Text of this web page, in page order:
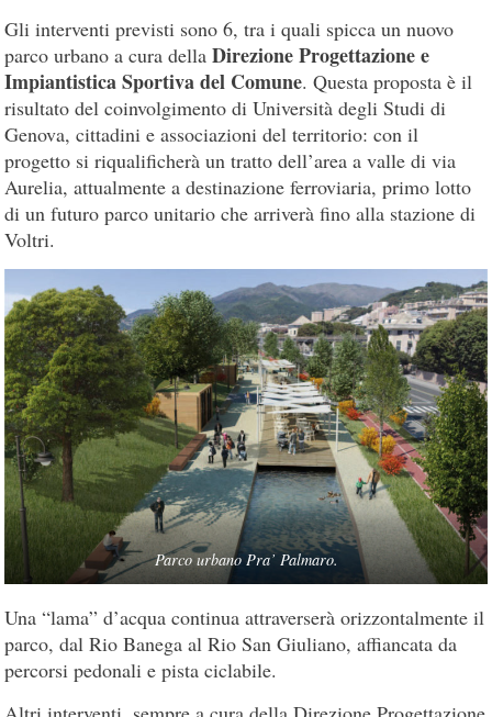
Gli interventi previsti sono 6, tra i quali spicca un nuovo
parco urbano a cura dellaDirezione Progettazione e
Impiantistica Sportiva del Comune. Questa proposta è il
risultato del coinvolgimento di Università degli Studi di
Genova, cittadini e associazioni del territorio: con il
progetto si riqualificherà un tratto dell’area a valle di via
Aurelia, attualmente a destinazione ferroviaria, primo lotto
di un futuro parco unitario che arriverà fino alla stazione di
Voltri.
Parco urbano Pra’ Palmaro.
Una “lama” d’acqua continua attraverserà orizzontalmente il
parco, dal Rio Banega al Rio San Giuliano, affiancata da
percorsi pedonali e pista ciclabile.